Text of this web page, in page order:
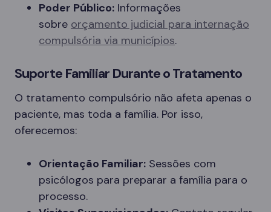
Poder Público: Informações
sobre orçamento judicial para internação
compulsória via municípios.
Suporte Familiar Durante o Tratamento
O tratamento compulsório não afeta apenas o
paciente, mas toda a família. Por isso,
oferecemos:
Orientação Familiar: Sessões com
psicólogos para preparar a família para o
processo.